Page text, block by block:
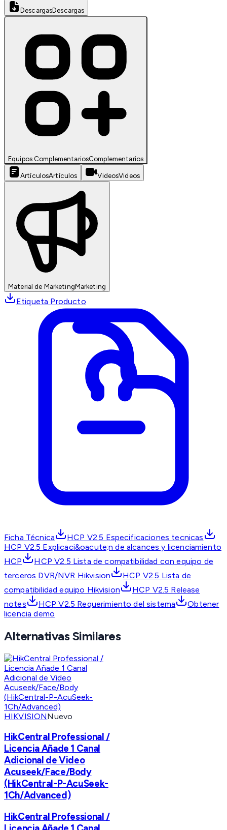
DescargasDescargas
Equipos ComplementariosComplementarios
ArtículosArtículos VideosVideos
Material de MarketingMarketing
Etiqueta Producto
Ficha Técnica
HCP V2.5 Especificaciones tecnicas
HCP V2.5 Explicaci&oacute;n de alcances y licenciamiento
HCP
HCP V2.5 Lista de compatibilidad con equipo de
terceros DVR/NVR Hikvision
HCP V2.5 Lista de
compatibilidad equipo Hikvision
HCP V2.5 Release
notes
HCP V2.5 Requerimiento del sistema
Obtener
licencia demo
Alternativas Similares
HIKVISIONNuevo
HikCentral Professional /
Licencia Añade 1 Canal
Adicional de Video
Acuseek/Face/Body
(HikCentral-P-AcuSeek-
1Ch/Advanced)
HikCentral Professional /